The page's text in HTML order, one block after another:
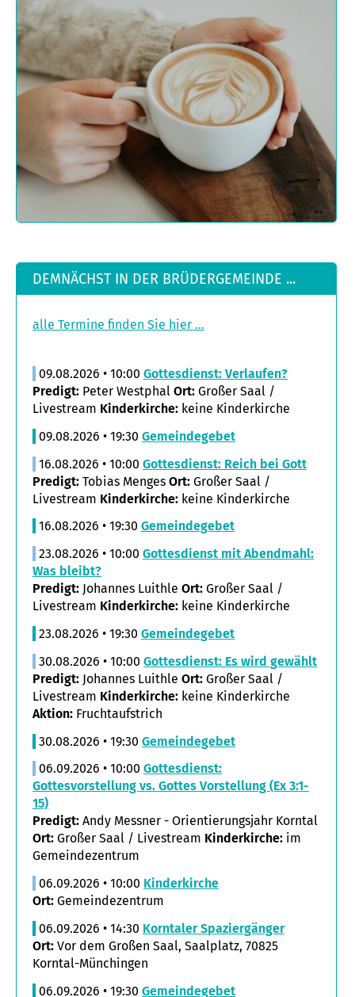
DEMNÄCHST IN DER BRÜDERGEMEINDE ...
alle Termine finden Sie hier ...
09.08.2026 • 10:00 Gottesdienst: Verlaufen?
Predigt: Peter Westphal Ort: Großer Saal /
Livestream Kinderkirche: keine Kinderkirche
09.08.2026 • 19:30 Gemeindegebet
16.08.2026 • 10:00 Gottesdienst: Reich bei Gott
Predigt: Tobias Menges Ort: Großer Saal /
Livestream Kinderkirche: keine Kinderkirche
16.08.2026 • 19:30 Gemeindegebet
23.08.2026 • 10:00 Gottesdienst mit Abendmahl:
Was bleibt?
Predigt: Johannes Luithle Ort: Großer Saal /
Livestream Kinderkirche: keine Kinderkirche
23.08.2026 • 19:30 Gemeindegebet
30.08.2026 • 10:00 Gottesdienst: Es wird gewählt
Predigt: Johannes Luithle Ort: Großer Saal /
Livestream Kinderkirche: keine Kinderkirche
Aktion: Fruchtaufstrich
30.08.2026 • 19:30 Gemeindegebet
06.09.2026 • 10:00 Gottesdienst:
Gottesvorstellung vs. Gottes Vorstellung (Ex 3:1-
15)
Predigt: Andy Messner - Orientierungsjahr Korntal
Ort: Großer Saal / Livestream Kinderkirche: im
Gemeindezentrum
06.09.2026 • 10:00 Kinderkirche
Ort: Gemeindezentrum
06.09.2026 • 14:30 Korntaler Spaziergänger
Ort: Vor dem Großen Saal, Saalplatz, 70825
Korntal-Münchingen
06.09.2026 • 19:30 Gemeindegebet